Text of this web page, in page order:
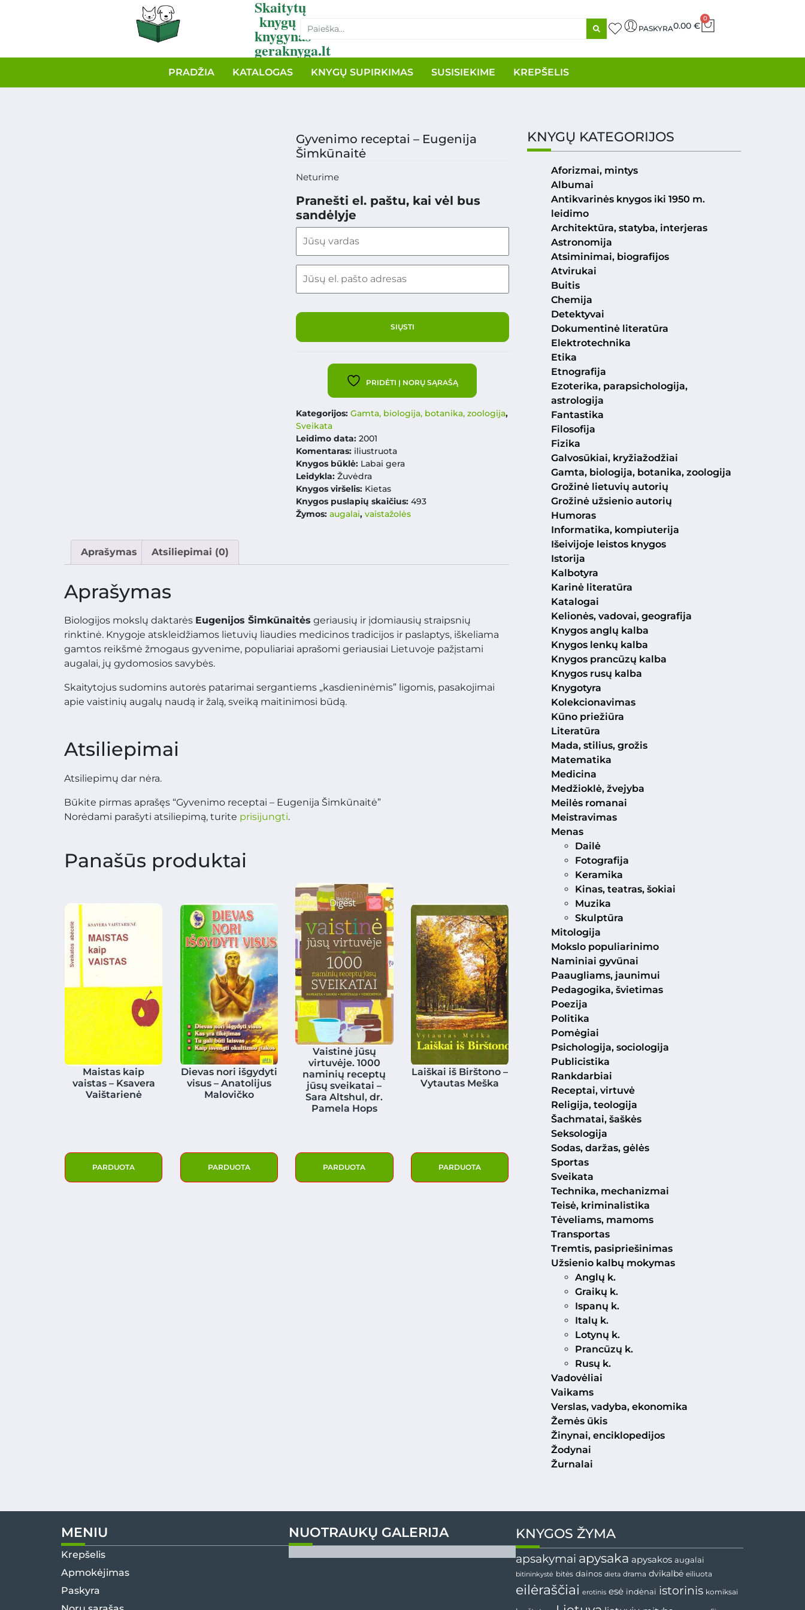
Skaitytų
knygų
knygynas
geraknyga.lt
PASKYRA0.00 €
0
PRADŽIA KATALOGAS KNYGŲ SUPIRKIMAS SUSISIEKIME KREPŠELIS
Gyvenimo receptai – Eugenija
Šimkūnaitė
Neturime
Pranešti el. paštu, kai vėl bus
sandėlyje
PRIDĖTI Į NORŲ SĄRAŠĄ
Kategorijos: Gamta, biologija, botanika, zoologija,
Sveikata
Leidimo data:2001
Komentaras: iliustruota
Knygos būklė: Labai gera
Leidykla:Žuvėdra
Knygos viršelis: Kietas
Knygos puslapių skaičius: 493
Žymos: augalai, vaistažolės
Aprašymas Atsiliepimai (0)
Aprašymas
Biologijos mokslų daktarės Eugenijos Šimkūnaitės geriausių ir įdomiausių straipsnių
rinktinė. Knygoje atskleidžiamos lietuvių liaudies medicinos tradicijos ir paslaptys, iškeliama
gamtos reikšmė žmogaus gyvenime, populiariai aprašomi geriausiai Lietuvoje pažįstami
augalai, jų gydomosios savybės.
Skaitytojus sudomins autorės patarimai sergantiems „kasdieninėmis” ligomis, pasakojimai
apie vaistinių augalų naudą ir žalą, sveiką maitinimosi būdą.
Atsiliepimai
Atsiliepimų dar nėra.
Būkite pirmas aprašęs “Gyvenimo receptai – Eugenija Šimkūnaitė”
Norėdami parašyti atsiliepimą, turite prisijungti.
Panašūs produktai
Maistas kaip
vaistas – Ksavera
Vaištarienė
PARDUOTA
Dievas nori išgydyti
visus – Anatolijus
Malovičko
PARDUOTA
Vaistinė jūsų
virtuvėje. 1000
naminių receptų
jūsų sveikatai –
Sara Altshul, dr.
Pamela Hops
PARDUOTA
Laiškai iš Birštono –
Vytautas Meška
PARDUOTA
KNYGŲ KATEGORIJOS
Aforizmai, mintys
Albumai
Antikvarinės knygos iki 1950 m.
leidimo
Architektūra, statyba, interjeras
Astronomija
Atsiminimai, biografijos
Atvirukai
Buitis
Chemija
Detektyvai
Dokumentinė literatūra
Elektrotechnika
Etika
Etnografija
Ezoterika, parapsichologija,
astrologija
Fantastika
Filosofija
Fizika
Galvosūkiai, kryžiažodžiai
Gamta, biologija, botanika, zoologija
Grožinė lietuvių autorių
Grožinė užsienio autorių
Humoras
Informatika, kompiuterija
Išeivijoje leistos knygos
Istorija
Kalbotyra
Karinė literatūra
Katalogai
Kelionės, vadovai, geografija
Knygos anglų kalba
Knygos lenkų kalba
Knygos prancūzų kalba
Knygos rusų kalba
Knygotyra
Kolekcionavimas
Kūno priežiūra
Literatūra
Mada, stilius, grožis
Matematika
Medicina
Medžioklė, žvejyba
Meilės romanai
Meistravimas
Menas
Dailė
Fotografija
Keramika
Kinas, teatras, šokiai
Muzika
Skulptūra
Mitologija
Mokslo populiarinimo
Naminiai gyvūnai
Paaugliams, jaunimui
Pedagogika, švietimas
Poezija
Politika
Pomėgiai
Psichologija, sociologija
Publicistika
Rankdarbiai
Receptai, virtuvė
Religija, teologija
Šachmatai, šaškės
Seksologija
Sodas, daržas, gėlės
Sportas
Sveikata
Technika, mechanizmai
Teisė, kriminalistika
Tėveliams, mamoms
Transportas
Tremtis, pasipriešinimas
Užsienio kalbų mokymas
Anglų k.
Graikų k.
Ispanų k.
Italų k.
Lotynų k.
Prancūzų k.
Rusų k.
Vadovėliai
Vaikams
Verslas, vadyba, ekonomika
Žemės ūkis
Žinynai, enciklopedijos
Žodynai
Žurnalai
MENIU
Krepšelis
Apmokėjimas
Paskyra
NUOTRAUKŲ GALERIJA KNYGOS ŽYMA
apsakymai apysaka apysakos augalai
bitininkystė bitės dainos dieta drama dvikalbė eiliuota
eilėraščiai erotinis esė indėnai istorinis komiksai